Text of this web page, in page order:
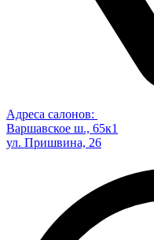
Адреса салонов:
Варшавское ш., 65к1
ул. Пришвина, 26